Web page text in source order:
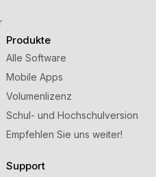
Produkte
Alle Software
Mobile Apps
Volumenlizenz
Schul- und Hochschulversion
Empfehlen Sie uns weiter!
Support